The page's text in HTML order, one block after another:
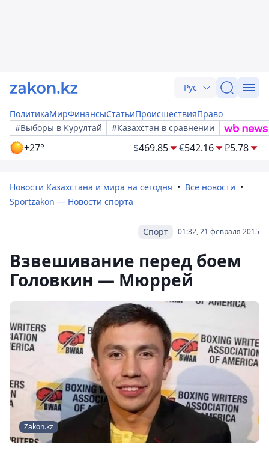
Рус
ПолитикаМирФинансыСтатьиПроисшествияПраво
#Выборы в Курултай
#Казахстан в сравнении
+27° $469.85 €542.16 ₽5.78
Новости Казахстана и мира на сегодня
Все новости
Sportzakon — Новости спорта
01:32, 21 февраля 2015
Спорт
Взвешивание перед боем
Головкин — Мюррей
Zakon.kz